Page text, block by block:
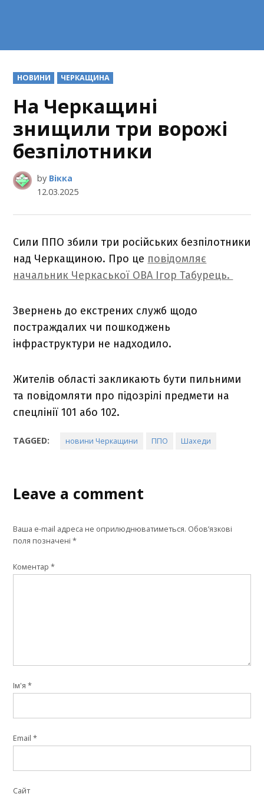
POSTED
IN
НОВИНИ ЧЕРКАЩИНА
На Черкащині
знищили три ворожі
безпілотники
by Вікка
12.03.2025
Сили ППО збили три російських безпілотники
над Черкащиною. Про це повідомляє
начальник Черкаської ОВА Ігор Табурець.
Звернень до екстрених служб щодо
постраждалих чи пошкоджень
інфраструктури не надходило.
Жителів області закликають бути пильними
та повідомляти про підозрілі предмети на
спецлінії 101 або 102.
TAGGED: новини Черкащини ППО Шахеди
Leave a comment
Ваша e-mail адреса не оприлюднюватиметься. Обов’язкові
поля позначені*
Коментар*
Ім'я*
Email*
Сайт